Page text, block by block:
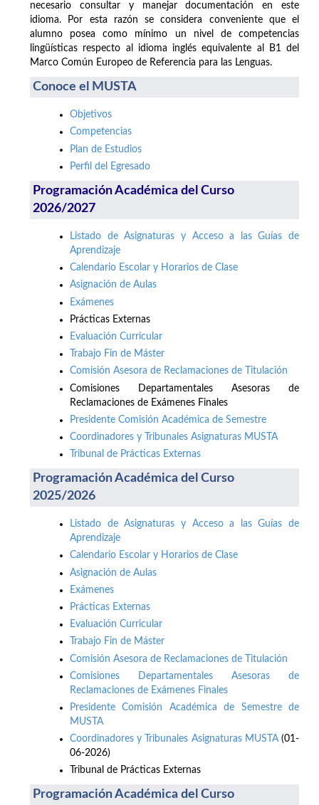
necesario consultar y manejar documentación en este
idioma. Por esta razón se considera conveniente que el
alumno posea como mínimo un nivel de competencias
lingüísticas respecto al idioma inglés equivalente al B1 del
Marco Común Europeo de Referencia para las Lenguas.
Conoce el MUSTA
Objetivos
Competencias
Plan de Estudios
Perfil del Egresado
Programación Académica del Curso
2026/2027
Listado de Asignaturas y Acceso a las Guías de
Aprendizaje
Calendario Escolar y Horarios de Clase
Asignación de Aulas
Exámenes
Prácticas Externas
Evaluación Curricular
Trabajo Fin de Máster
Comisión Asesora de Reclamaciones de Titulación
Comisiones Departamentales Asesoras de
Reclamaciones de Exámenes Finales
Presidente Comisión Académica de Semestre
Coordinadores y Tribunales Asignaturas MUSTA
Tribunal de Prácticas Externas
Programación Académica del Curso
2025/2026
Listado de Asignaturas y Acceso a las Guías de
Aprendizaje
Calendario Escolar y Horarios de Clase
Asignación de Aulas
Exámenes
Prácticas Externas
Evaluación Curricular
Trabajo Fin de Máster
Comisión Asesora de Reclamaciones de Titulación
Comisiones Departamentales Asesoras de
Reclamaciones de Exámenes Finales
Presidente Comisión Académica de Semestre de
MUSTA
Coordinadores y Tribunales Asignaturas MUSTA(01-
06-2026)
Tribunal de Prácticas Externas
Programación Académica del Curso